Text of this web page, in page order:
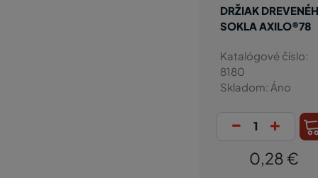
DRŽIAK
SOKLA AXILO®78
Katalógové číslo:
8180
Skladom: Áno
- +
0,28 €